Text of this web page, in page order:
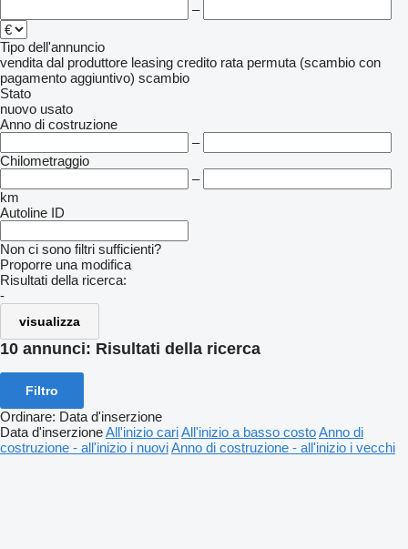
–
Tipo dell'annuncio
vendita dal produttore leasing credito rata permuta (scambio con
pagamento aggiuntivo) scambio
Stato
nuovo usato
Anno di costruzione
–
Chilometraggio
–
km
Autoline ID
Non ci sono filtri sufficienti?
Proporre una modifica
Risultati della ricerca:
-
visualizza
10 annunci: Risultati della ricerca
Filtro
Ordinare: Data d'inserzione
Data d'inserzioneAll'inizio cariAll'inizio a basso costoAnno di
costruzione - all'inizio i nuoviAnno di costruzione - all'inizio i vecchi